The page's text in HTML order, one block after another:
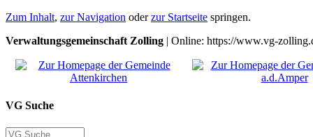
Zum Inhalt, zur Navigation oderzur Startseite springen.
Verwaltungsgemeinschaft Zolling | Online: https://www.vg-
VG Suche